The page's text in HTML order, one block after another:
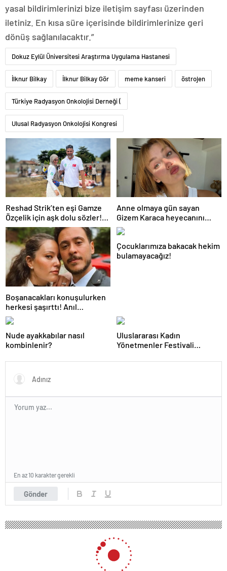
yasal bildirimlerinizi bize iletişim sayfası üzerinden
iletiniz. En kısa süre içerisinde bildirimlerinize geri
dönüş sağlanılacaktır.”
Dokuz Eylül Üniversitesi Araştırma Uygulama Hastanesi
İlknur Bilkay İlknur Bilkay Gör meme kanseri östrojen
Türkiye Radyasyon Onkolojisi Derneği (
Ulusal Radyasyon Onkolojisi Kongresi
Reshad Strik’ten eşi Gamze
Özçelik için aşk dolu sözler!
“Benim cennetim…”
Anne olmaya gün sayan
Gizem Karaca heyecanını
paylaştı! “Senelerdir annelik
yapıyorum ama bu sene
farklı…”
Boşanacakları konuşulurken
herkesi şaşırttı! Anıl
Altan’dan Pelin Akil’e
duygusal Anneler Günü
mesajı
Çocuklarımıza bakacak hekim
bulamayacağız!
Nude ayakkabılar nasıl
kombinlenir?
Uluslararası Kadın
Yönetmenler Festivali
Gönder
En az 10 karakter gerekli